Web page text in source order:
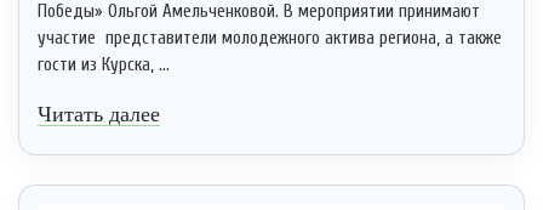
Победы» Ольгой Амельченковой. В мероприятии принимают
участие представители молодежного актива региона, а также
гости из Курска, ...
Читать далее